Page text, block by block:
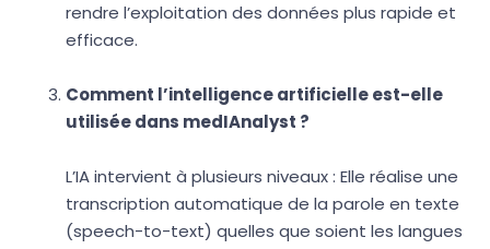
rendre l’exploitation des données plus rapide et
efficace.
Comment l’intelligence artificielle est-elle
utilisée dans medIAnalyst ?
L’IA intervient à plusieurs niveaux : Elle réalise une
transcription automatique de la parole en texte
(speech-to-text) quelles que soient les langues